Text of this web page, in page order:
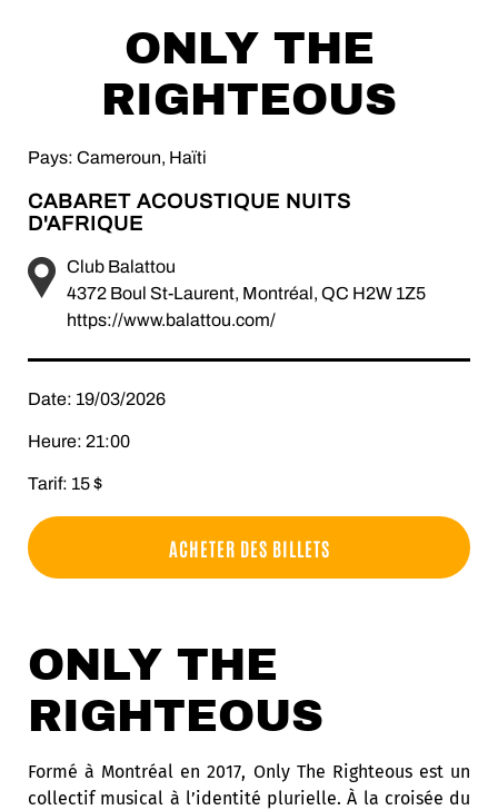
ONLY THE
RIGHTEOUS
Pays: Cameroun, Haïti
CABARET ACOUSTIQUE NUITS
D'AFRIQUE
Club Balattou
4372 Boul St-Laurent, Montréal, QC H2W 1Z5
https://www.balattou.com/
Date: 19/03/2026
Heure: 21:00
Tarif: 15 $
ACHETER DES BILLETS
ONLY THE
RIGHTEOUS
Formé à Montréal en 2017, Only The Righteous est un
collectif musical à l’identité plurielle. À la croisée du